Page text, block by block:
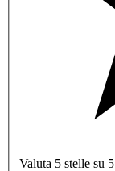
Valuta 5 stelle su 5